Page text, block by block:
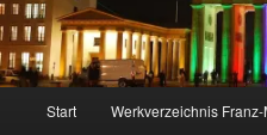
Start Werkverzeichnis